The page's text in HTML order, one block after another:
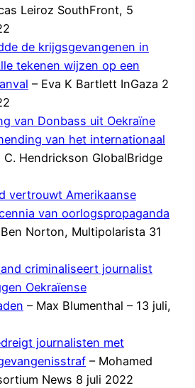
Leiroz SouthFront, 5
de krijgsgevangenen in
tekenen wijzen op een
– Eva K Bartlett InGaza 2
van Donbass uit Oekraïne
van het internationaal
C. Hendrickson GlobalBridge
vertrouwt Amerikaanse
van oorlogspropaganda
Norton, Multipolarista 31
criminaliseert journalist
Oekraïense
– Max Blumenthal – 13 juli,
journalisten met
– Mohamed
News 8 juli 2022